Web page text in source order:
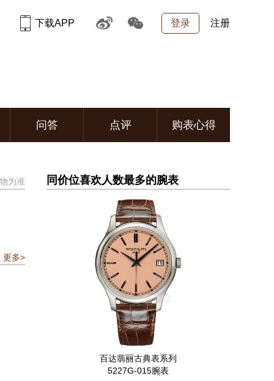
登录 注册
下载APP
问答 点评 购表心得
为准
更多>
同价位喜欢人数最多的腕表
百达翡丽古典表系列
5227G-015腕表